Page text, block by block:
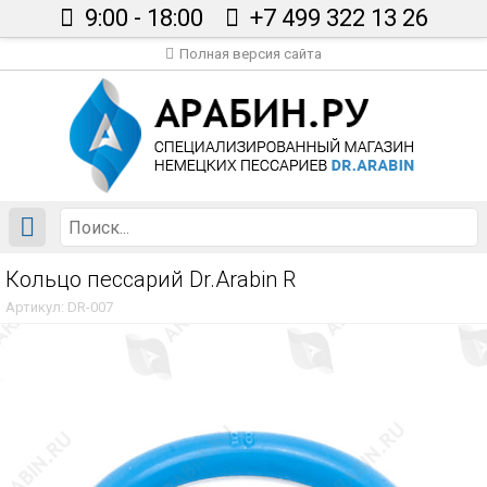
Каталог
Сертификаты
Вопрос врачу
Доставка
9:00 - 18:00 +7 499 322 13 26
Полная версия сайта
Кольцо пессарий Dr.Arabin R
Артикул: DR-007